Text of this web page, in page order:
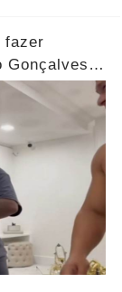
fazer
Gonçalves...